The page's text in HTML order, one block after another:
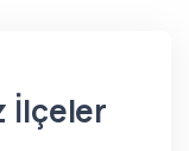
İlçeler